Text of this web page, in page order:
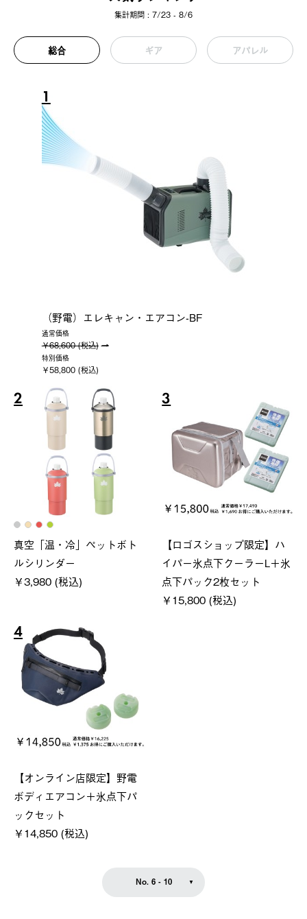
集計期間 : 7/23 - 8/6
総合 ギア アパレル
1
（野電）エレキャン・エアコン-BF
通常価格
￥68,600 (税込)
特別価格
￥58,800 (税込)
2
真空「温・冷」ペットボト
ルシリンダー
￥3,980 (税込)
3
【ロゴスショップ限定】ハ
イパー氷点下クーラーL＋氷
点下パック2枚セット
￥15,800 (税込)
4
【オンライン店限定】野電
ボディエアコン＋氷点下パ
ックセット
￥14,850 (税込)
No. 6 - 10